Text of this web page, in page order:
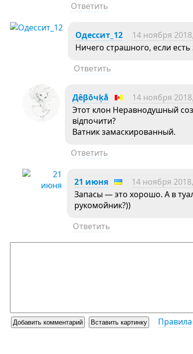
Ответить
Одессит_12 14 ноября
Ничего страшного, если есть
Ответить
Дêβōчķẳ 14 ноября
Этот клон Неравнодушный
відпочити?
Ватник замаскированный.
Ответить
21 июня 14 ноября
Запасы — это хорошо. А в
рукомойник?))
Ответить
Правила